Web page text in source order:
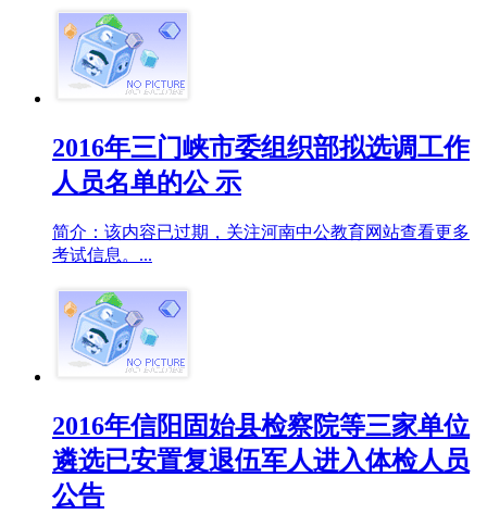
2016年三门峡市委组织部拟选调工作
人员名单的公 示
简介：该内容已过期，关注河南中公教育网站查看更多
考试信息。...
2016年信阳固始县检察院等三家单位
遴选已安置复退伍军人进入体检人员
公告